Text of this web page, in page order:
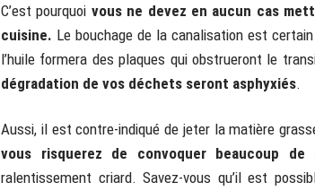
C’est pourquoi vous ne devez en aucun cas
cuisine. Le bouchage de la canalisation est
l’huile formera des plaques qui obstrueront le
dégradation de vos déchets seront asphyxiés.
Aussi, il est contre-indiqué de jeter la matière
vous risquerez de convoquer beaucoup de
ralentissement criard. Savez-vous qu’il est